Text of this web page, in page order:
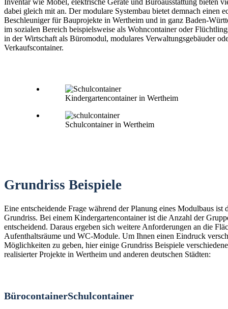
dabei gleich mit an. Der modulare Systembau bietet demnach einen
Beschleuniger für Bauprojekte in Wertheim und in ganz Baden-
im sozialen Bereich beispielsweise als Wohncontainer oder
in der Wirtschaft als Büromodul, modulares Verwaltungsgebäuder
Verkaufscontainer.
Kindergartencontainer in Wertheim
Schulcontainer in Wertheim
Grundriss Beispiele
Eine entscheidende Frage während der Planung eines Modulbaus ist
Grundriss. Bei einem Kindergartencontainer ist die Anzahl der
entscheidend. Daraus ergeben sich weitere Anforderungen an die
Aufenthaltsräume und WC-Module. Um Ihnen einen Eindruck
Möglichkeiten zu geben, hier einige Grundriss Beispiele
realisierter Projekte in Wertheim und anderen deutschen Städten:
BürocontainerSchulcontainer